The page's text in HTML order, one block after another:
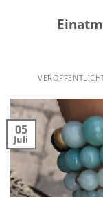
05
Juli